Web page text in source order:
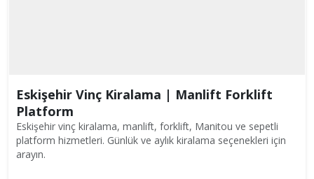
Eskişehir Vinç Kiralama | Manlift Forklift
Platform
Eskişehir vinç kiralama, manlift, forklift, Manitou ve sepetli
platform hizmetleri. Günlük ve aylık kiralama seçenekleri için
arayın.